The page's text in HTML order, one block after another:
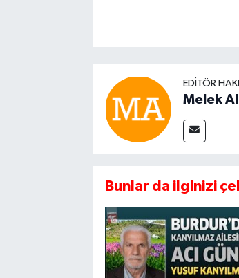
EDITÖR
Melek
Bunlar da ilginizi